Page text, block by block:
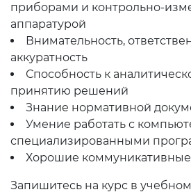
приборами и контрольно-
аппаратурой
Внимательность,
аккуратность
Способность к
принятию решений
Знание нормативной
Умение работать с
специализированными
Хорошие
Запишитесь на курс в